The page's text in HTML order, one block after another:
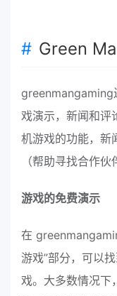
Green
greenmangaming
戏演示，新闻和评
机游戏的功能，新
（帮助寻找合作伙
游戏的免费演示
在
游戏”部分，可以
戏。大多数情况下